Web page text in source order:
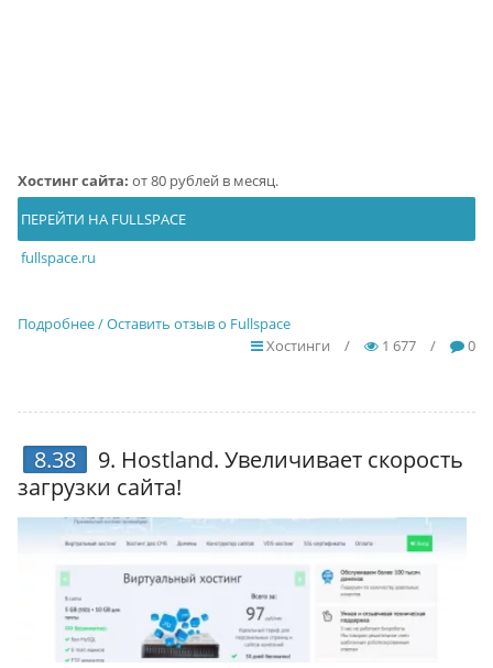
Хостинг сайта: от 80 рублей в месяц.
ПЕРЕЙТИ НА FULLSPACE
fullspace.ru
Подробнее / Оставить отзыв о Fullspace
Хостинги
/ 1 677 / 0
8.38 9. Hostland. Увеличивает скорость
загрузки сайта!